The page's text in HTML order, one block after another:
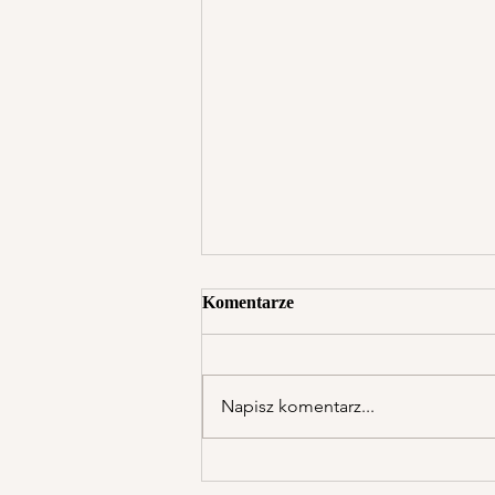
Komentarze
Napisz komentarz...